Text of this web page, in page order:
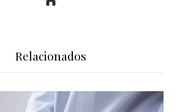
Relacionados